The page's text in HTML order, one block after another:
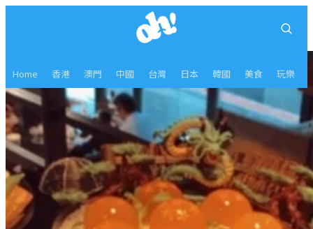
Home 香港 澳門 中國 台灣 日本 韓國 美食 玩樂